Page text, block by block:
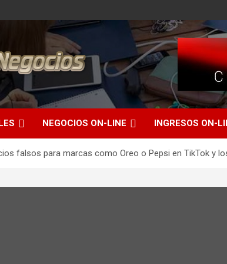
NEGOCIOS ON-LINE INGRESOS ON-
falsos para marcas como Oreo o Pepsi en TikTok y